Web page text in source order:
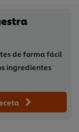
de forma fácil
ingredientes